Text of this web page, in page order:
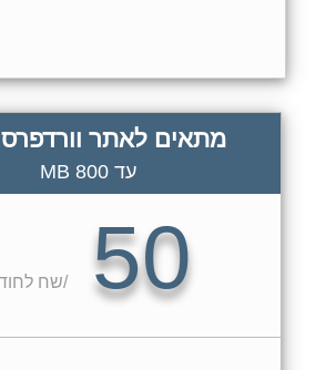
מתאים לאתר
עד 800 MB
50
/שח